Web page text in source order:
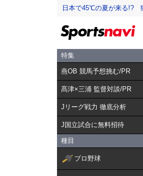
日本で45℃の夏が来る!?
特集
燕OB 競馬予想挑む/PR
髙津×三浦 監督対談/PR
Jリーグ戦力 徹底分析
J国立試合に無料招待
種目
プロ野球